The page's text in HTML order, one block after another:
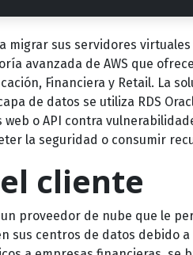
migrar sus servidores virtuales
avanzada de AWS que
Financiera y Retail. La
de datos se utiliza RDS
o API contra
la seguridad o consumir
cliente
proveedor de nube que le
sus centros de datos debido